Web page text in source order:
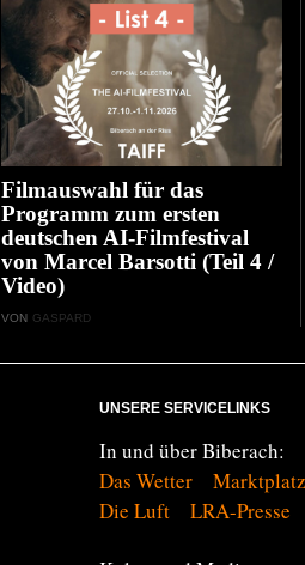
Filmauswahl für das
Programm zum ersten
deutschen AI-Filmfestival
von Marcel Barsotti (Teil 4 /
Video)
VON GASPARD
UNSERE SERVICELINKS
In und über Biberach:
Das Wetter
Die Luft
LRA-Presse